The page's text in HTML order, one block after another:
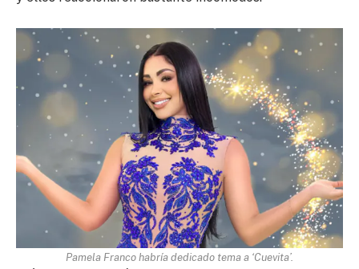
Pamela Franco habría dedicado tema a ‘Cuevita’.